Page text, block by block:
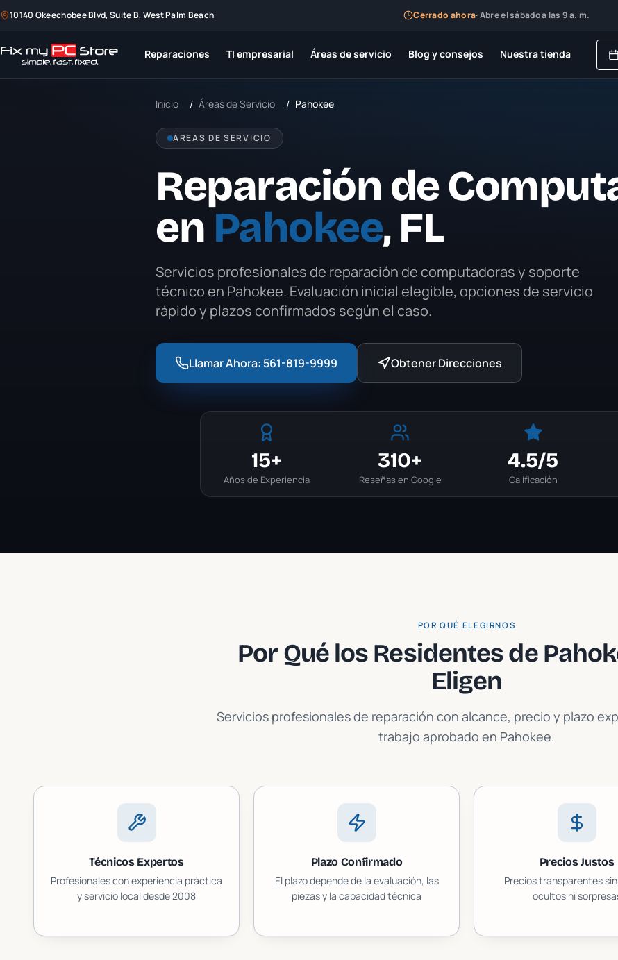
10140 Okeechobee Blvd, Suite B, West Palm Beach Cerrado ahora·Abre el sábado a las 9 a. m.
Reparaciones TI empresarial Áreas de servicio Blog y consejos Nuestra tienda
Inicio / Áreas de Servicio / Pahokee
ÁREAS DE SERVICIO
Reparación de
en Pahokee, FL
Servicios profesionales de reparación de computadoras y soporte
técnico en Pahokee. Evaluación inicial elegible, opciones de servicio
rápido y plazos confirmados según el caso.
Llamar Ahora: 561-819-9999 Obtener Direcciones
15+
Años de Experiencia
310+
Reseñas en Google
4.5/5
Calificación
POR QUÉ ELEGIRNOS
Por Qué los Residentes de
Eligen
Servicios profesionales de reparación con alcance, precio y plazo
trabajo aprobado en Pahokee.
Técnicos Expertos
Profesionales con experiencia práctica
y servicio local desde 2008
Plazo Confirmado
El plazo depende de la evaluación, las
piezas y la capacidad técnica
Precios Justos
Precios transparentes
ocultos ni